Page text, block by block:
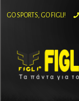
GO SPORTS, GO FIGLI!